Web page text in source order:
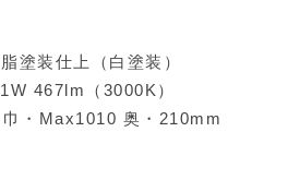
塗装仕上（白塗装）
467lm（3000K）
・Max1010 奥・210mm